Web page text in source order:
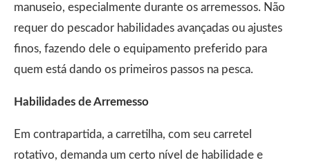
manuseio, especialmente durante os arremessos. Não
requer do pescador habilidades avançadas ou ajustes
finos, fazendo dele o equipamento preferido para
quem está dando os primeiros passos na pesca.
Habilidades de Arremesso
Em contrapartida, a carretilha, com seu carretel
rotativo, demanda um certo nível de habilidade e